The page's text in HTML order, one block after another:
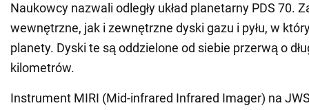
Naukowcy nazwali odległy układ planetarny PDS 70.
wewnętrzne, jak i zewnętrzne dyski gazu i pyłu, w
planety. Dyski te są oddzielone od siebie przerwą o
kilometrów.
Instrument MIRI (Mid-infrared Infrared Imager) na